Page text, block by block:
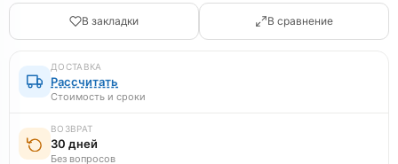
В закладки В сравнение
ДОСТАВКА
Рассчитать
Стоимость и сроки
ВОЗВРАТ
30 дней
Без вопросов